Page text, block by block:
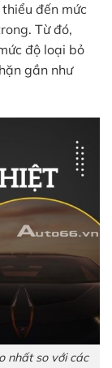
đến mức
Từ đó,
độ loại bỏ
gần như
nhất so với các